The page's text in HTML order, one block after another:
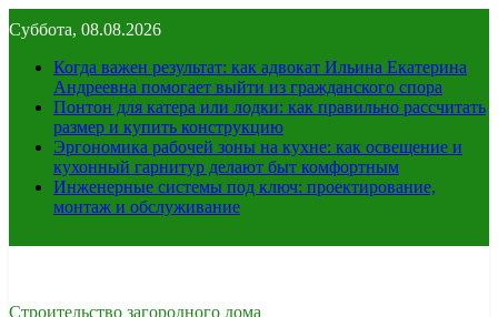
к
содержимому
Суббота, 08.08.2026
Когда важен результат: как адвокат Ильина Екатерина
Андреевна помогает выйти из гражданского спора
Понтон для катера или лодки: как правильно рассчитать
размер и купить конструкцию
Эргономика рабочей зоны на кухне: как освещение и
кухонный гарнитур делают быт комфортным
Инженерные системы под ключ: проектирование,
монтаж и обслуживание
Строительство загородного дома